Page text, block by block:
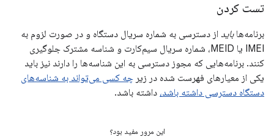
تست کردن
برنامه‌هاباید از دسترسی به شماره سریال دستگاه و در صورت لزوم به
IMEI یا MEID، شماره سریال سیم‌کارت و شناسه مشترک جلوگیری
کنند. برنامه‌هایی که مجوز دسترسی به این شناسه‌ها را دارند نیز باید
یکی از معیارهای فهرست شده در زیر چه کسی می‌تواند به شناسه‌های
دستگاه دسترسی داشته باشد، داشته باشد.
این مرور مفید بود؟